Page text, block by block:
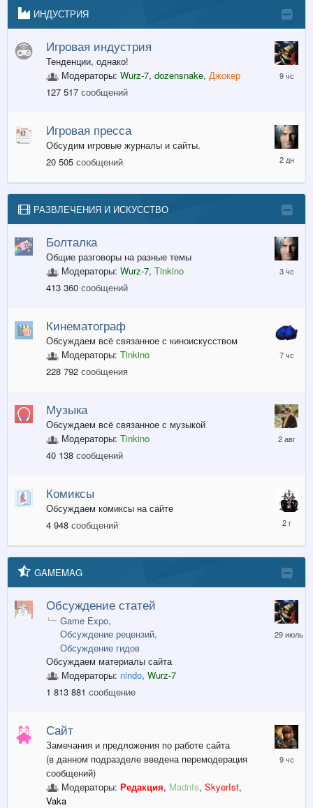
ИНДУСТРИЯ
Игровая индустрия
Тенденции, однако!
Модераторы: Wurz-7, dozensnake, Джокер
127 517 сообщений
часов
Игровая пресса
Обсудим игровые журналы и сайты.
20 505 сообщений
Среда
19:46
РАЗВЛЕЧЕНИЯ И ИСКУССТВО
Болталка
Общие разговоры на разные темы
Модераторы: Wurz-7, Tinkino
413 360 сообщений
часа
Кинематограф
Обсуждаем всё связанное с киноискусством
Модераторы: Tinkino
228 792 сообщения
часов
Музыка
Обсуждаем всё связанное с музыкой
Модераторы: Tinkino
40 138 сообщений
2
августа
Комиксы
Обсуждаем комиксы на сайте
4 948 сообщений
11
января,
2024
GAMEMAG
Обсуждение статей
Game Expo
Обсуждение рецензий
Обсуждение гидов
Обсуждаем материалы сайта
Модераторы: nindo, Wurz-7
1 813 881 сообщение
29
июля
Сайт
Замечания и предложения по работе сайта
(в данном подразделе введена перемодерация
сообщений)
Модераторы: Редакция, Madnfs, SkyerIst,
Vaka
часов